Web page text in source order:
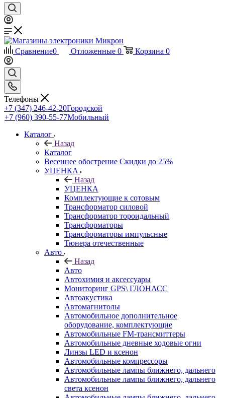
Сравнение0 Отложенные 0 Корзина 0
Телефоны
+7 (347) 246-42-20Городской
+7 (960) 390-55-77Мобильный
Каталог
Назад
Каталог
Весеннее обострение Скидки до 25%
УЦЕНКА
Назад
УЦЕНКА
Комплектующие к сотовым
Трансформатор силовой
Трансформатор тороидальный
Трансформаторы
Трансформаторы импульсные
Тюнера отечественные
Авто
Назад
Авто
Автохимия и аксессуары
Мониторинг GPS\ ГЛОНАСС
Автоакустика
Автомагнитолы
Автомобильное дополнительное
оборудование, комплектующие
Автомобильные FM-трансмиттеры
Автомобильные дневные ходовые огни
Линзы LED и ксенон
Автомобильные компрессоры
Автомобильные лампы ближнего, дальнего
Автомобильные лампы ближнего, дальнего
света ксенон